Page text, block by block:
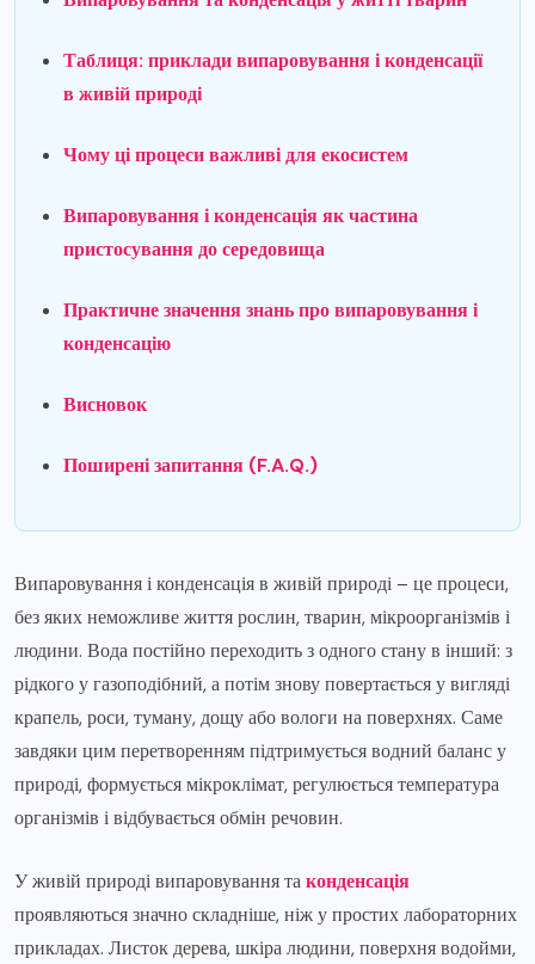
Таблиця: приклади випаровування і конденсації
в живій природі
Чому ці процеси важливі для екосистем
Випаровування і конденсація як частина
пристосування до середовища
Практичне значення знань про випаровування і
конденсацію
Висновок
Поширені запитання (F.A.Q.)
Випаровування і конденсація в живій природі – це процеси,
без яких неможливе життя рослин, тварин, мікроорганізмів і
людини. Вода постійно переходить з одного стану в інший: з
рідкого у газоподібний, а потім знову повертається у вигляді
крапель, роси, туману, дощу або вологи на поверхнях. Саме
завдяки цим перетворенням підтримується водний баланс у
природі, формується мікроклімат, регулюється температура
організмів і відбувається обмін речовин.
У живій природі випаровування таконденсація
проявляються значно складніше, ніж у простих лабораторних
прикладах. Листок дерева, шкіра людини, поверхня водойми,